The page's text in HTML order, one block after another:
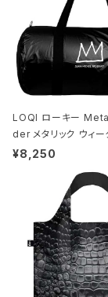
LOQI ローキー
der メタリック ウィ
ストンバッグ ショルダ
ck ジャン=ミッシェル
ウン ブラック
¥8,250